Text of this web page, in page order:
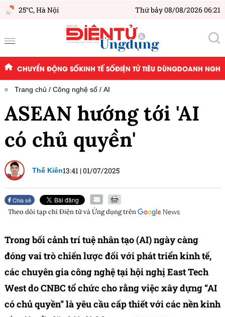
25°C,Hà Nội Thứ bảy 08/08/2026 06:21
CHUYỂN ĐỘNG SỐKINH TẾ SỐĐIỆN TỬ TIÊU DÙNGDOANH
Trang chủ Công nghệ số AI
ASEAN hướng tới 'AI
có chủ quyền'
Thế Kiên13:41 |01/07/2025
Chia sẻ
Theo dõi tạp chíĐiện tử và Ứng dụngtrên
Trong bối cảnh trí tuệ nhân tạo (AI) ngày càng
đóng vai trò chiến lược đối với phát triển kinh tế,
các chuyên gia công nghệ tại hội nghị East Tech
West do CNBC tổ chức cho rằng việc xây dựng “AI
có chủ quyền” là yêu cầu cấp thiết với các nền kinh